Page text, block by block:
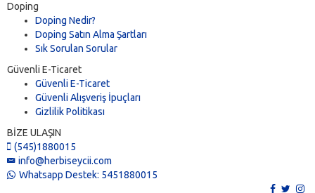
Doping
Doping Nedir?
Doping Satın Alma Şartları
Sık Sorulan Sorular
Güvenli E-Ticaret
Güvenli E-Ticaret
Güvenli Alışveriş İpuçları
Gizlilik Politikası
BİZE ULAŞIN
(545)1880015
info@herbiseycii.com
Whatsapp Destek: 5451880015